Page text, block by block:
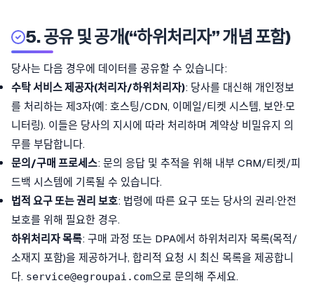
5. 공유 및 공개(“하위처리자” 개념 포함)
당사는 다음 경우에 데이터를 공유할 수 있습니다:
수탁 서비스 제공자(처리자/하위처리자): 당사를 대신해 개인정보
를 처리하는 제3자(예: 호스팅/CDN, 이메일/티켓 시스템, 보안·모
니터링). 이들은 당사의 지시에 따라 처리하며 계약상 비밀유지 의
무를 부담합니다.
문의/구매 프로세스: 문의 응답 및 추적을 위해 내부 CRM/티켓/피
드백 시스템에 기록될 수 있습니다.
법적 요구 또는 권리 보호: 법령에 따른 요구 또는 당사의 권리·안전
보호를 위해 필요한 경우.
하위처리자 목록: 구매 과정 또는 DPA에서 하위처리자 목록(목적/
소재지 포함)을 제공하거나, 합리적 요청 시 최신 목록을 제공합니
다. service@egroupai.com으로 문의해 주세요.